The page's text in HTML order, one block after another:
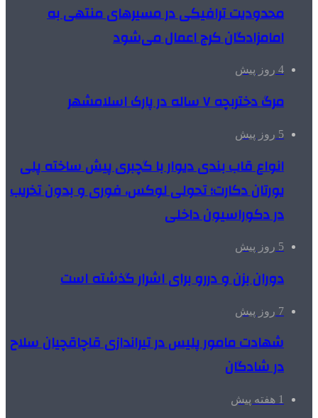
محدودیت ترافیکی در مسیرهای منتهی به
امامزادگان کرج اعمال می‌شود
4 روز پیش
مرگ دختربچه ۷ ساله در پارک اسلامشهر
5 روز پیش
انواع قاب بندی دیوار با گچبری پیش ساخته پلی
یورتان دکارت؛ تحولی لوکس، فوری و بدون تخریب
در دکوراسیون داخلی
5 روز پیش
دوران بزن و دررو برای اشرار گذشته است
7 روز پیش
شهادت مامور پلیس در تیراندازی قاچاقچیان سلاح
در شادگان
1 هفته پیش